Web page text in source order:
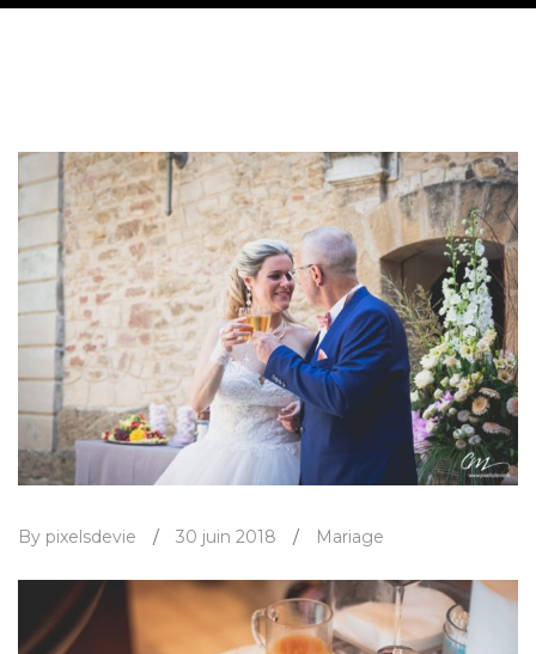
By pixelsdevie / 30 juin 2018 / Mariage